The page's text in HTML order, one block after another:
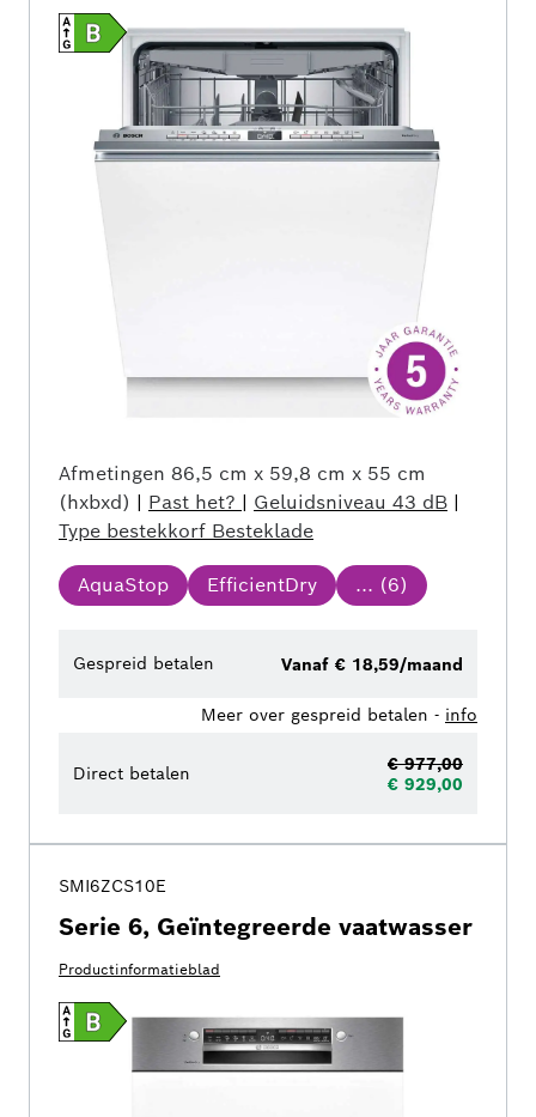
Afmetingen 86,5 cm x 59,8 cm x 55 cm
(hxbxd) | Past het? | Geluidsniveau 43 dB |
Type bestekkorf Besteklade
AquaStop EfficientDry ... (6)
Gespreid betalen Vanaf € 18,59/maand
Meer over gespreid betalen - info
Direct betalen
€ 977,00
€ 929,00
SMI6ZCS10E
Serie 6, Geïntegreerde vaatwasser
Productinformatieblad